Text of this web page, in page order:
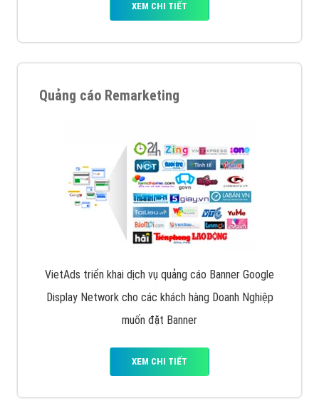
XEM CHI TIẾT
Quảng cáo Remarketing
VietAds triển khai dịch vụ quảng cáo Banner Google
Display Network cho các khách hàng Doanh Nghiệp
muốn đặt Banner
XEM CHI TIẾT